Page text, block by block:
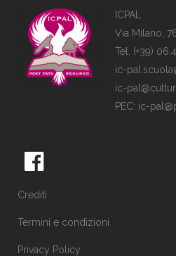
ICPAL
Via Milano,
Tel. (+39)
ic-
ic-
PEC: ic-
Crediti
Termini e condizioni
Privacy Policy